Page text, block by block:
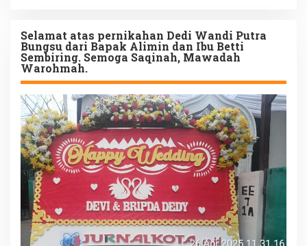
Selamat atas pernikahan Dedi Wandi Putra
Bungsu dari Bapak Alimin dan Ibu Betti
Sembiring. Semoga Saqinah, Mawadah
Warohmah.